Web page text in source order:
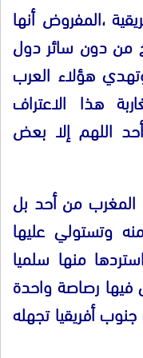
،المفروض أنها
من دون سائر دول
هؤلاء العرب
هذا الاعتراف
اللهم إلا بعض
المغرب من أحد بل
وتستولي عليها
منها سلميا
رصاصة واحدة
أفريقيا تجهله